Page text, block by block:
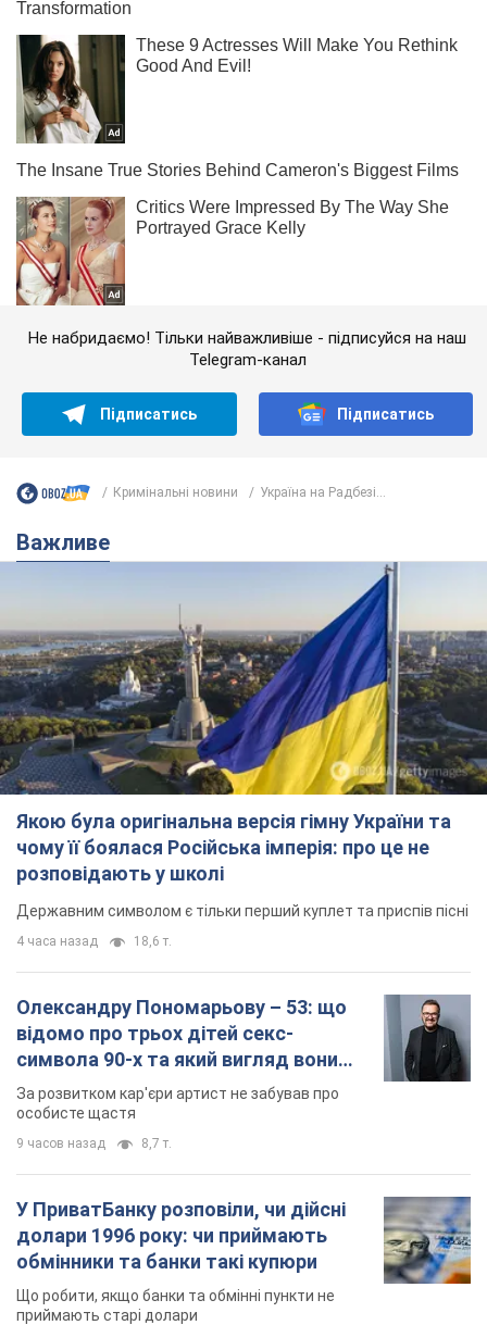
Не набридаємо! Тільки найважливіше - підписуйся на наш
Telegram-канал
Підписатись Підписатись
Кримінальні новини Україна на Радбезі...
Важливе
Якою була оригінальна версія гімну України та
чому її боялася Російська імперія: про це не
розповідають у школі
Державним символом є тільки перший куплет та приспів пісні
4 часа назад 18,6 т.
Олександру Пономарьову – 53: що
відомо про трьох дітей секс-
символа 90-х та який вигляд вони
мають
За розвитком кар'єри артист не забував про
особисте щастя
9 часов назад 8,7 т.
У ПриватБанку розповіли, чи дійсні
долари 1996 року: чи приймають
обмінники та банки такі купюри
Що робити, якщо банки та обмінні пункти не
приймають старі долари